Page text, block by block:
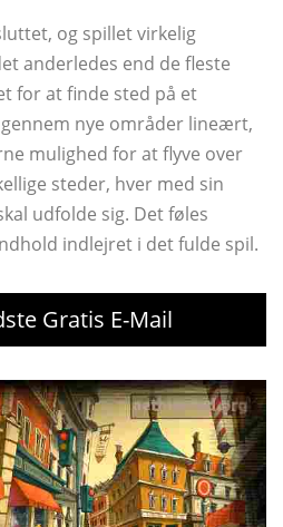
og spillet virkelig
anderledes end de fleste
for at finde sted på et
nye områder lineært,
mulighed for at flyve over
steder, hver med sin
udfolde sig. Det føles
indlejret i det fulde spil.
Gratis E-Mail